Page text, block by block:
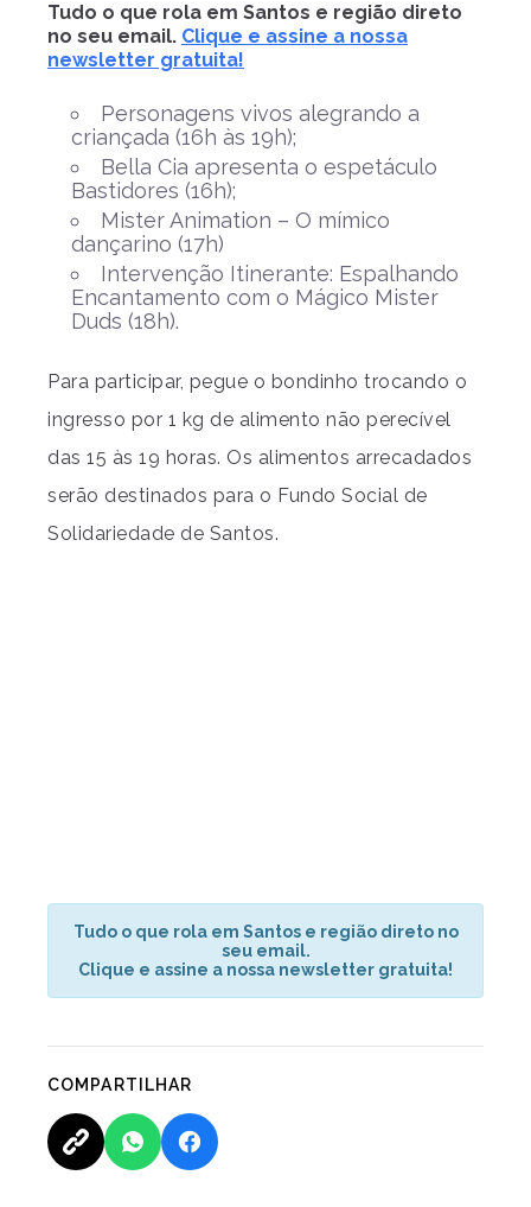
Tudo o que rola em Santos e região direto
no seu email. Clique e assine a nossa
newsletter gratuita!
Personagens vivos alegrando a
criançada (16h às 19h);
Bella Cia apresenta o espetáculo
Bastidores (16h);
Mister Animation – O mímico
dançarino (17h)
Intervenção Itinerante: Espalhando
Encantamento com o Mágico Mister
Duds (18h).
Para participar, pegue o bondinho trocando o
ingresso por 1 kg de alimento não perecível
das 15 às 19 horas. Os alimentos arrecadados
serão destinados para o Fundo Social de
Solidariedade de Santos.
Tudo o que rola em Santos e região direto no
seu email.
Clique e assine a nossa newsletter gratuita!
COMPARTILHAR